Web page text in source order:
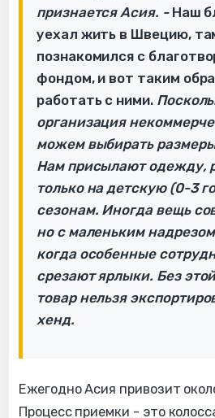
признается Асия. - Наш
уехал жить в Швецию,
познакомился с
фондом, и вот таким
работать с ними.
организация
можем выбирать
Нам присылают одежду,
только на детскую (0-3
сезонам. Иногда вещь
но с маленьким
когда особенные
срезают ярлыки. Без
товар нельзя
хенд.
Ежегодно Асия привозит
Процесс приемки - это